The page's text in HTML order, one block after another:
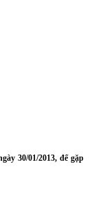
30/01/2013, để gặp